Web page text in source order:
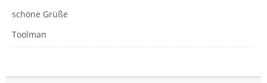
schöne Grüße
Toolman